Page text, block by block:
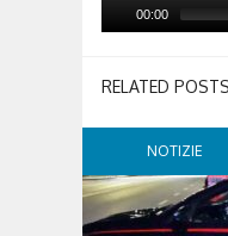
00:00
RELATED POSTS
NOTIZIE